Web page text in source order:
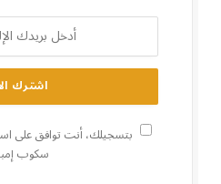
بتسجيلك، أنت توافق على
سكوب